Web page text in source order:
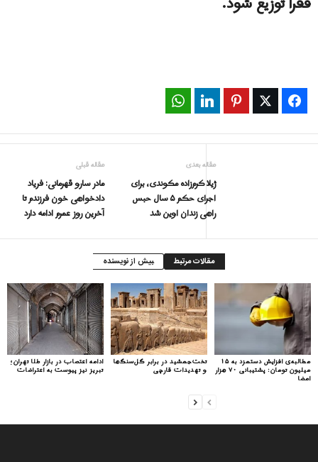
Facebook
Twitter
Pinterest
LinkedIn
مقاله قبلی
مادر سارو قهرمانی: فریاد
دادخواهی خون فرزندم تا
آخرین روز عمرم ادامه دارد
مقاله بعدی
ژیلا کرم‌زاده مکوندی، برای
اجرای حکم ۵ سال حبس
راهی زندان اوین شد
مقالات مرتبط بیش از نویسنده
ادامه اعتصاب در بازار طلا تهران؛
تبریز نیز پیوست به اعتراضات
تخت‌جمشید در برابر گل‌سنگ‌ها
و تهدیدات قارچی
مطالبه‌ی افزایش دستمزد به ۱۵
میلیون تومان: پشتیبانی ۷۰ هزار
امضا